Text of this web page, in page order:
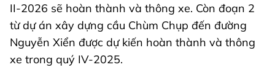
II-2026 sẽ hoàn thành và thông xe. Còn đoạn 2
từ dự án xây dựng cầu Chùm Chụp đến đường
Nguyễn Xiển được dự kiến hoàn thành và thông
xe trong quý IV-2025.